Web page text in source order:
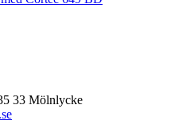
33 Mölnlycke